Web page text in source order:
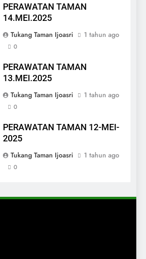
PERAWATAN TAMAN
14.MEI.2025
Tukang Taman Ijoasri
1 tahun ago
0
PERAWATAN TAMAN
13.MEI.2025
Tukang Taman Ijoasri
1 tahun ago
0
PERAWATAN TAMAN 12-MEI-
2025
Tukang Taman Ijoasri
1 tahun ago
0